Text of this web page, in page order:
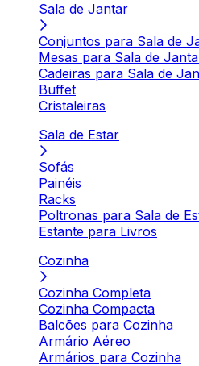
Sala de Jantar
Conjuntos para Sala de
Mesas para Sala de
Cadeiras para Sala de
Buffet
Cristaleiras
Sala de Estar
Sofás
Painéis
Racks
Poltronas para Sala de
Estante para Livros
Cozinha
Cozinha Completa
Cozinha Compacta
Balcões para Cozinha
Armário Aéreo
Armários para Cozinha